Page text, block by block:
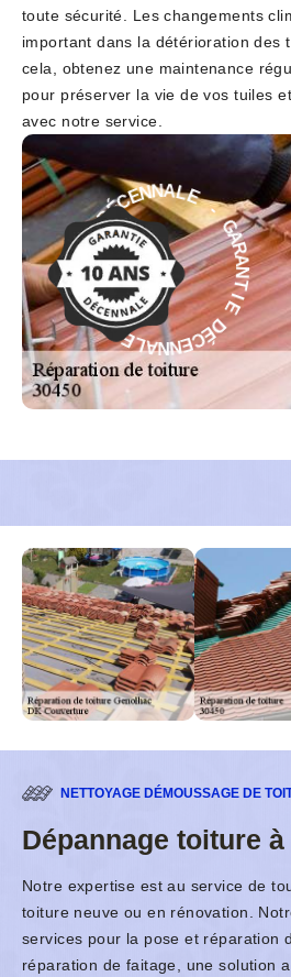
toute sécurité. Les changements
important dans la détérioration des
cela, obtenez une maintenance
pour préserver la vie de vos tuiles
avec notre service.
G
A
R
A
N
T
I
E
D
É
C
E
N
NALE - GAR
A
N
T
I
E
D
É
C
E
N
N
A
L
E
-
NETTOYAGE DÉMOUSSAGE DE
Dépannage toiture
Notre expertise est au service de
toiture neuve ou en rénovation.
services pour la pose et réparation
réparation de faitage, une solution